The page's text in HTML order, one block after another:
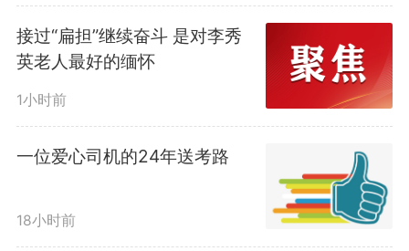
油牌，成为最温暖的一抹亮
色。“穿旗袍不仅是图个吉利，更
是想告诉孩子，我们一直在身后支
持他。”一位家长激动地说。除了
旗袍，象征“一举夺魁”的向日葵也
在这个清晨尽情绽放，送考团手捧
接过“扁担”继续奋斗 是对李秀
英老人最好的缅怀
1小时前
一位爱心司机的24年送考路
18小时前